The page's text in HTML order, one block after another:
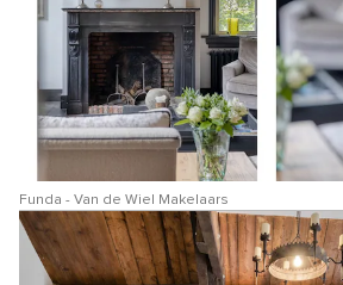
Funda - Van de Wiel Makelaars